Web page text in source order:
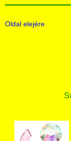
Oldal elejére